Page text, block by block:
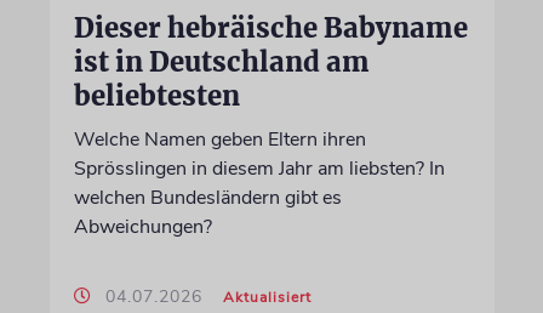
Dieser hebräische Babyname
ist in Deutschland am
beliebtesten
Welche Namen geben Eltern ihren
Sprösslingen in diesem Jahr am liebsten? In
welchen Bundesländern gibt es
Abweichungen?
04.07.2026 Aktualisiert